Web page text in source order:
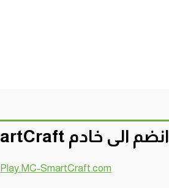
انضم الى خادم SmartCraft الآن
Play.MC-SmartCraft.com